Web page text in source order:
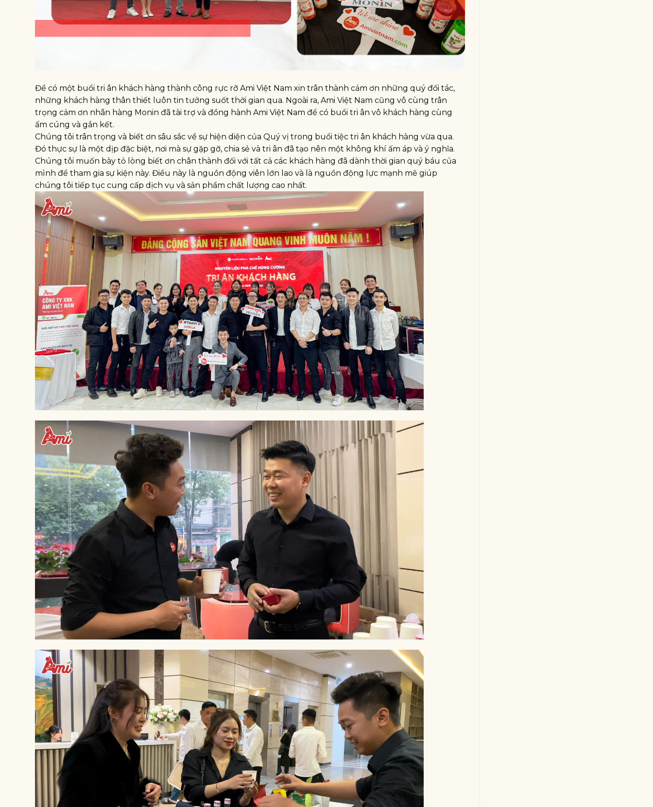
Để có một buổi tri ân khách hàng thành công rực rỡ Ami Việt Nam xin trân thành cảm ơn những quý đối tác,
những khách hàng thân thiết luôn tin tưởng suốt thời gian qua. Ngoài ra, Ami Việt Nam cũng vô cùng trân
trọng cảm ơn nhãn hàng Monin đã tài trợ và đồng hành Ami Việt Nam để có buổi tri ân vô khách hàng cùng
ấm cúng và gắn kết.
Chúng tôi trân trọng và biết ơn sâu sắc về sự hiện diện của Quý vị trong buổi tiệc tri ân khách hàng vừa qua.
Đó thực sự là một dịp đặc biệt, nơi mà sự gặp gỡ, chia sẻ và tri ân đã tạo nên một không khí ấm áp và ý nghĩa.
Chúng tôi muốn bày tỏ lòng biết ơn chân thành đối với tất cả các khách hàng đã dành thời gian quý báu của
mình để tham gia sự kiện này. Điều này là nguồn động viên lớn lao và là nguồn động lực mạnh mẽ giúp
chúng tôi tiếp tục cung cấp dịch vụ và sản phẩm chất lượng cao nhất.